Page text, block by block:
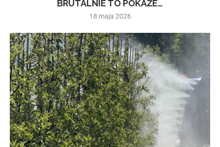
BRUTALNIE TO POKAŻE…
18 maja 2026